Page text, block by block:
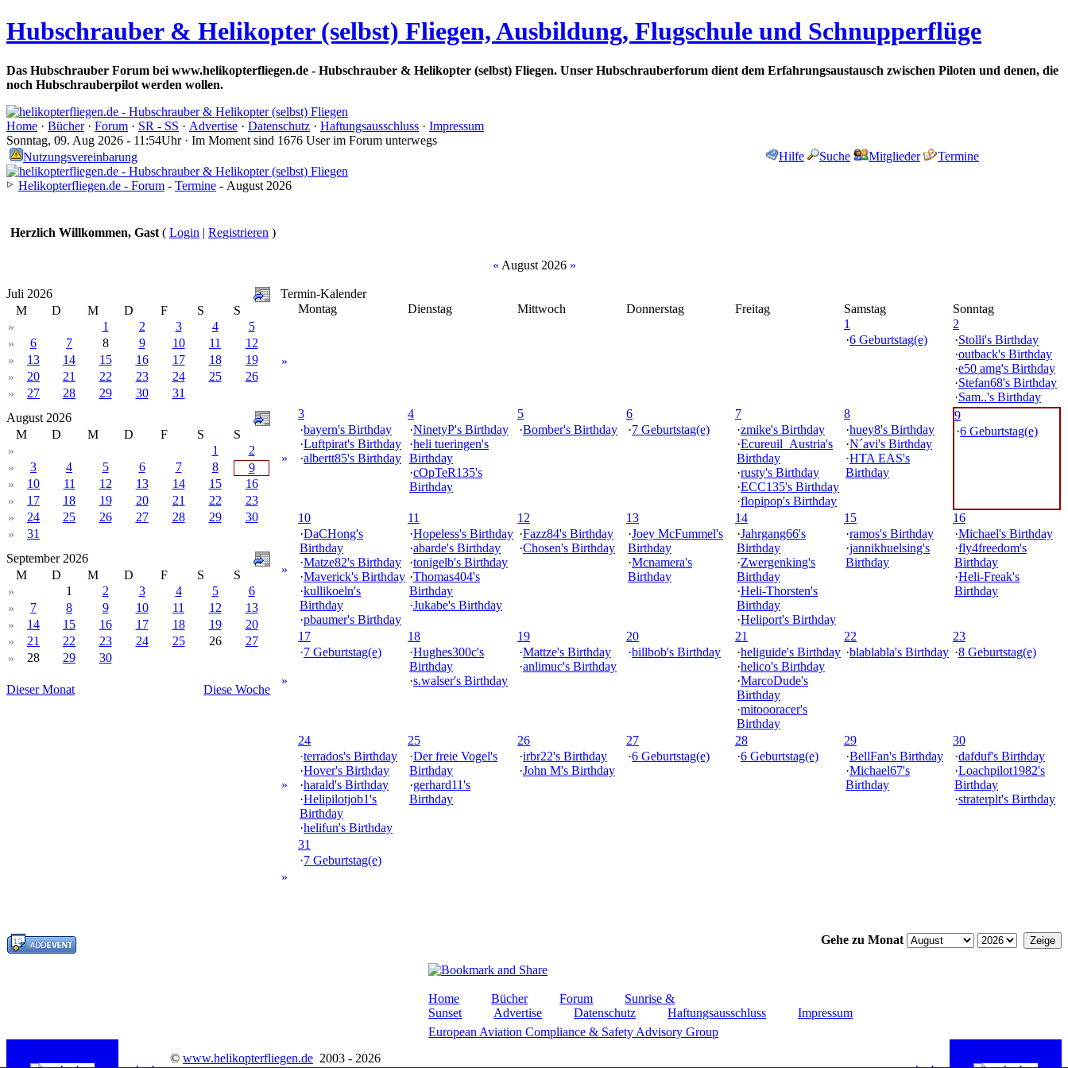
Hubschrauber & Helikopter (selbst) Fliegen, Ausbildung, Flugschule und Schnupperflüge
Das Hubschrauber Forum bei www.helikopterfliegen.de - Hubschrauber & Helikopter (selbst) Fliegen. Unser Hubschrauberforum dient dem Erfahrungsaustausch zwischen Piloten und denen, die
noch Hubschrauberpilot werden wollen.
Home · Bücher· Forum · SR - SS · Advertise · Datenschutz · Haftungsausschluss · Impressum
Sonntag, 09. Aug 2026 - 11:54Uhr · Im Moment sind 1676 User im Forum unterwegs
Nutzungsvereinbarung
Hilfe Suche Mitglieder Termine
Helikopterfliegen.de - Forum - Termine - August 2026
Herzlich Willkommen, Gast ( Login | Registrieren )
« August 2026 »
Juli 2026
M
D M D F S
S
»
1 2 3 4
5
»
6 7 8 9 10 11
12
»
13 14 15 16 17 18
19
»
20 21 22 23 24 25
26
»
27 28 29 30
31
August 2026
M
D M D F S
S
»
1
2
»
3 4 5 6 7 8
9
»
10 11 12 13 14 15
16
»
17 18 19 20 21 22
23
»
24 25 26 27 28 29
30
»
31
September 2026
M
D M D F S
S
»
1 2 3 4 5
6
»
7 8 9 10 11 12
13
»
14 15 16 17 18 19
20
»
21 22 23 24 25 26
27
»
28 29 30
Dieser Monat Diese Woche
Termin-Kalender
Montag
Dienstag Mittwoch Donnerstag Freitag Samstag Sonntag
»
1
·6 Geburtstag(e)
2
·Stolli's Birthday
·outback's Birthday
·e50 amg's Birthday
·Stefan68's Birthday
·Sam..'s Birthday
»
3
·bayern's Birthday
·Luftpirat's Birthday
·albertt85's Birthday
4
·NinetyP's Birthday
·heli tueringen's
Birthday
·cOpTeR135's
Birthday
5
·Bomber's Birthday
6
·7 Geburtstag(e)
7
·zmike's Birthday
·Ecureuil_Austria's
Birthday
·rusty's Birthday
·ECC135's Birthday
·flopipop's Birthday
8
·huey8's Birthday
·N´avi's Birthday
·HTA EAS's
Birthday
9
·6 Geburtstag(e)
»
10
·DaCHong's
Birthday
·Matze82's Birthday
·Maverick's Birthday
·kullikoeln's
Birthday
·pbaumer's Birthday
11
·Hopeless's Birthday
·abarde's Birthday
·tonigelb's Birthday
·Thomas404's
Birthday
·Jukabe's Birthday
12
·Fazz84's Birthday
·Chosen's Birthday
13
·Joey McFummel's
Birthday
·Mcnamera's
Birthday
14
·Jahrgang66's
Birthday
·Zwergenking's
Birthday
·Heli-Thorsten's
Birthday
·Heliport's Birthday
15
·ramos's Birthday
·jannikhuelsing's
Birthday
16
·Michael's Birthday
·fly4freedom's
Birthday
·Heli-Freak's
Birthday
»
17
·7 Geburtstag(e)
18
·Hughes300c's
Birthday
·s.walser's Birthday
19
·Mattze's Birthday
·anlimuc's Birthday
20
·billbob's Birthday
21
·heliguide's Birthday
·helico's Birthday
·MarcoDude's
Birthday
·mitoooracer's
Birthday
22
·blablabla's Birthday
23
·8 Geburtstag(e)
»
24
·terrados's Birthday
·Hover's Birthday
·harald's Birthday
·Helipilotjob1's
Birthday
·helifun's Birthday
25
·Der freie Vogel's
Birthday
·gerhard11's
Birthday
26
·irbr22's Birthday
·John M's Birthday
27
·6 Geburtstag(e)
28
·6 Geburtstag(e)
29
·BellFan's Birthday
·Michael67's
Birthday
30
·dafduf's Birthday
·Loachpilot1982's
Birthday
·straterplt's Birthday
»
31
·7 Geburtstag(e)
Gehe zu Monat
Home Bücher Forum
Sunrise &
Sunset
Advertise Datenschutz Haftungsausschluss
Impressum
European Aviation Compliance & Safety Advisory Group
© www.helikopterfliegen.de 2003 - 2026